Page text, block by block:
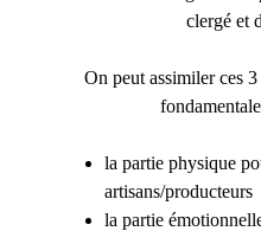
clergé et
On peut assimiler ces
la partie physique
artisans/producteurs
la partie